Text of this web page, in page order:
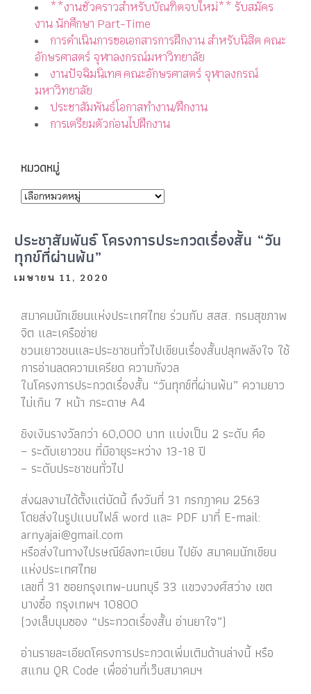
**งานชั่วคราวสำหรับบัณฑิตจบใหม่** รับสมัคร
งาน นักศึกษา Part-Time
การดำเนินการขอเอกสารการฝึกงาน สำหรับนิสิต คณะ
อักษรศาสตร์ จุฬาลงกรณ์มหาวิทยาลัย
งานปัจฉิมนิเทศ คณะอักษรศาสตร์ จุฬาลงกรณ์
มหาวิทยาลัย
ประชาสัมพันธ์โอกาสทำงาน/ฝึกงาน
การเตรียมตัวก่อนไปฝึกงาน
หมวดหมู่
ประชาสัมพันธ์ โครงการประกวดเรื่องสั้น “วัน
ทุกข์ที่ผ่านพ้น”
เมษายน 11, 2020
สมาคมนักเขียนแห่งประเทศไทย ร่วมกับ สสส. กรมสุขภาพ
จิต และเครือข่าย
ชวนเยาวชนและประชาชนทั่วไปเขียนเรื่องสั้นปลุกพลังใจ ใช้
การอ่านลดความเครียด ความกังวล
ในโครงการประกวดเรื่องสั้น “วันทุกข์ที่ผ่านพ้น” ความยาว
ไม่เกิน 7 หน้า กระดาษ A4
ชิงเงินรางวัลกว่า 60,000 บาท แบ่งเป็น 2 ระดับ คือ
– ระดับเยาวชน ที่มีอายุระหว่าง 13-18 ปี
– ระดับประชาชนทั่วไป
ส่งผลงานได้ตั้งแต่บัดนี้ ถึงวันที่ 31 กรกฎาคม 2563
โดยส่งในรูปแบบไฟล์ word และ PDF มาที่ E-mail:
arnyajai@gmail.com
หรือส่งในทางไปรษณีย์ลงทะเบียน ไปยัง สมาคมนักเขียน
แห่งประเทศไทย
เลขที่ 31 ซอยกรุงเทพ-นนทบุรี 33 แขวงวงศ์สว่าง เขต
บางซื่อ กรุงเทพฯ 10800
(วงเล็บมุมซอง “ประกวดเรื่องสั้น อ่านยาใจ”)
อ่านรายละเอียดโครงการประกวดเพิ่มเติมด้านล่างนี้ หรือ
สแกน QR Code เพื่ออ่านที่เว็บสมาคมฯ